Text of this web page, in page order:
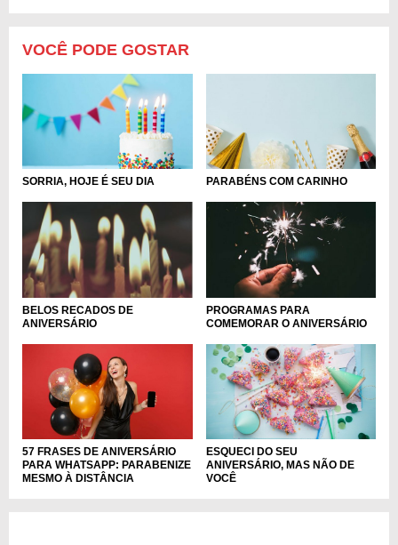
VOCÊ PODE GOSTAR
SORRIA, HOJE É SEU DIA PARABÉNS COM CARINHO
BELOS RECADOS DE
ANIVERSÁRIO
PROGRAMAS PARA
COMEMORAR O ANIVERSÁRIO
57 FRASES DE ANIVERSÁRIO
PARA WHATSAPP: PARABENIZE
MESMO À DISTÂNCIA
ESQUECI DO SEU
ANIVERSÁRIO, MAS NÃO DE
VOCÊ